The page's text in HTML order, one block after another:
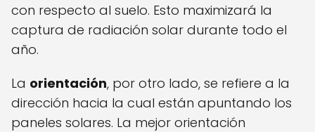
con respecto al suelo. Esto maximizará la
captura de radiación solar durante todo el
año.
La orientación, por otro lado, se refiere a la
dirección hacia la cual están apuntando los
paneles solares. La mejor orientación